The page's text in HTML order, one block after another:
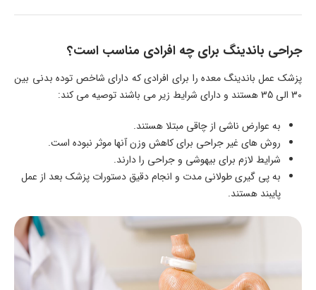
جراحی باندینگ برای چه افرادی مناسب است؟
پزشک عمل باندینگ معده را برای افرادی که دارای شاخص توده بدنی بین
30 الی 35 هستند و دارای شرایط زیر می باشند توصیه می کند:
به عوارض ناشی از چاقی مبتلا هستند.
روش های غیر جراحی برای کاهش وزن آنها موثر نبوده است.
شرایط لازم برای بیهوشی و جراحی را دارند.
به پی گیری طولانی مدت و انجام دقیق دستورات پزشک بعد از عمل
پایبند هستند.